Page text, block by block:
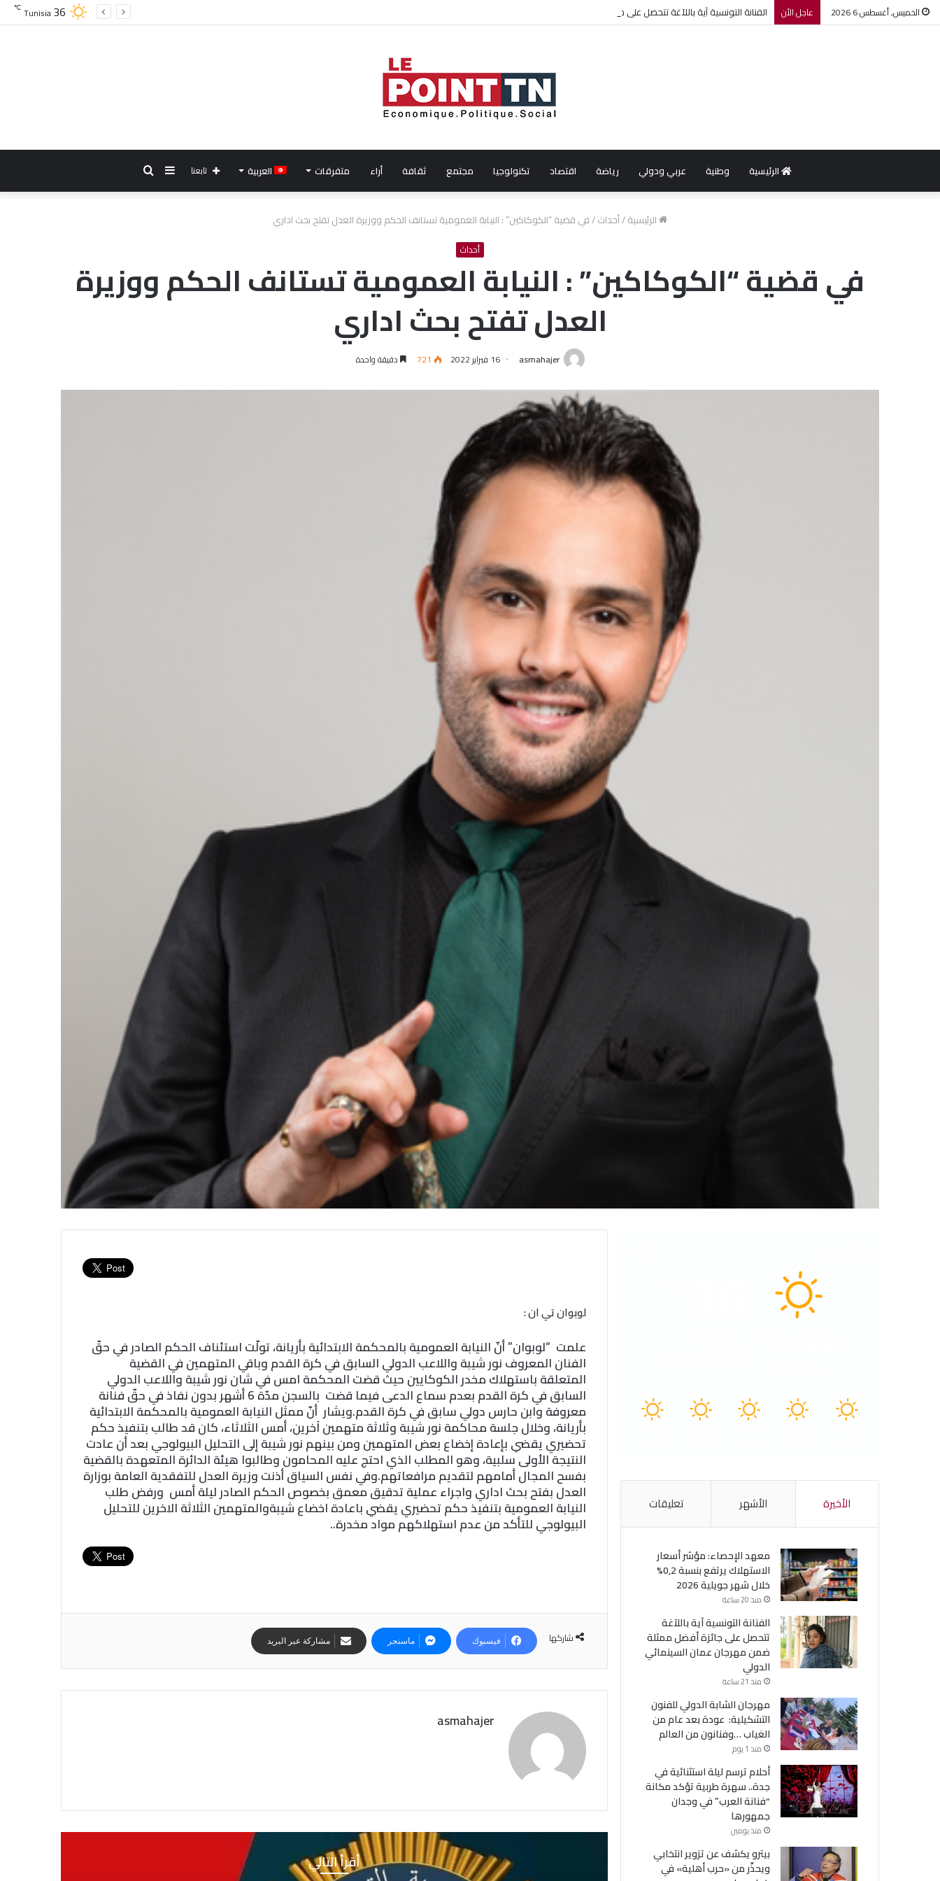
الخميس, أغسطس 6 2026 عاجل الأن الفنانة التونسية آية باللآغة تتحصل على جائزة أفضل ممثلة ضمن مهرجان عمان السينمائي الدولي Tunisia36
℃
الرئيسية وطنية عربي ودولي رياضة اقتصاد تكنولوجيا مجتمع ثقافة أراء متفرقات العربية
بحثإضافة
تابعنا
الرئيسية/أحداث/في قضية “الكوكاكين” : النيابة العمومية تستانف الحكم ووزيرة العدل تفتح بحث اداري
أحداث
في قضية “الكوكاكين” : النيابة العمومية تستانف الحكم ووزيرة
العدل تفتح بحث اداري
asmahajer 16 فبراير 2022 721 دقيقة واحدة
لوبوان تي ان :
علمت “لوبوان” أنّ النيابة العمومية بالمحكمة الابتدائية بأريانة، تولّت استئناف الحكم الصادر في حقّ
الفنان المعروف نور شيبة واللاعب الدولي السابق في كرة القدم وباقي المتهمين في القضية
المتعلقة باستهلاك مخدر الكوكايينحيث قضت المحكمة امس في شان نور شيبة واللاعب الدولي
السابق في كرة القدم بعدم سماع الدعى فيما قضت بالسجن مدّة 6 أشهر بدون نفاذ في حقّ فنانة
معروفة وابن حارس دولي سابق في كرة القدم.ويشار أنّ ممثل النيابة العمومية بالمحكمة الابتدائية
بأريانة، وخلال جلسة محاكمة نور شيبة وثلاثة متهمين آخرين، أمس الثلاثاء، كان قد طالب بتنفيذ حكم
تحضيري يقضي بإعادة إخضاع بعض المتهمين ومن بينهم نور شيبة إلى التحليل البيولوجي بعد أن عادت
النتيجة الأولى سلبية، وهو المطلب الذي احتج عليه المحامون وطالبوا هيئة الدائرة المتعهدة بالقضية
بفسح المجال أمامهم لتقديم مرافعاتهم.وفي نفس السياق أذنت وزيرة العدل للتفقدية العامة بوزارة
العدل بفتح بحث اداري واجراء عملية تدقيق معمق بخصوص الحكم الصادر ليلة أمس ورفض طلب
النيابة العمومية بتنفيذ حكم تحضيري يقضي باعادة اخضاع شيبةوالمتهمين الثلاثة الاخرين للتحليل
البيولوجي للتأكد من عدم استهلاكهم مواد مخدرة..
شاركها فيسبوك ماسنجر مشاركة عبر البريد
asmahajer
أقرأ التالي
الأخيرة الأشهر تعليقات
معهد الإحصاء: مؤشر أسعار
الاستهلاك يرتفع بنسبة 0,2%
خلال شهر جويلية 2026
منذ 20 ساعة
الفنانة التونسية آية باللآغة
تتحصل على جائزة أفضل ممثلة
ضمن مهرجان عمان السينمائي
الدولي
منذ 21 ساعة
مهرجان الشابة الدولي للفنون
التشكيلية: عودة بعد عام من
الغياب …وفنانون من العالم
منذ 1 يوم
أحلام ترسم ليلة استثنائية في
جدة.. سهرة طربية تؤكد مكانة
“فنانة العرب” في وجدان
جمهورها
منذ يومين
بيترو يكشف عن تزوير انتخابي
ويحذّر من «حرب أهلية» في